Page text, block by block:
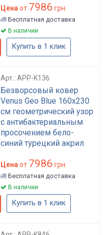
Цена от 7986 грн.
Бесплатная доставка
В наличии
Купить в 1 клик
Арт.: APP-K136
Безворсовый ковер
Venus Geo Blue 160x230
см геометрический узор
с антибактериальным
просочением бело-
синий турецкий акрил
APP-K136
Цена от 7986 грн.
Бесплатная доставка
В наличии
Купить в 1 клик